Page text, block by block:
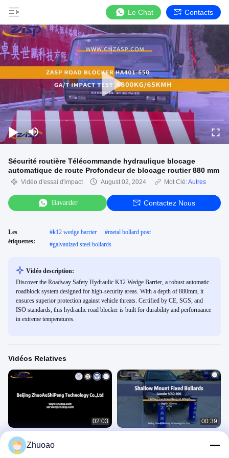
Le Chat Contacts
Sécurité routière Télécommande hydraulique blocage
automatique de route Profondeur de blocage routier 880 mm
Vidéo d'essai d'impact August 02, 2024 Mot Clé:Autres
Bavarder Contactez Nous
Les
étiquettes:
#k12 wedge barrier #metal bollard post
#galvanized steel bollards
Vidéo description:
Discover the Roadway Safety Hydraulic K12 Wedge Barrier, a robust automatic
roadblock system designed for high-security areas. With a depth of 880mm, it
ensures superior protection against vehicle threats. Certified by CE, SGS, and
ISO standards, this hydraulic road blocker is built for durability and performance
in extreme temperatures.
Vidéos Relatives
02:03
Propriété sécurisée 3.8s Temps de
montée Bollards de sécurité
hydrauliques avec lumière LED
Vidéo D'essai D'impact
00:39
Zhuoao